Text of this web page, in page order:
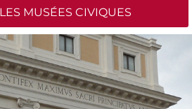
MUSÉES CIVIQUES